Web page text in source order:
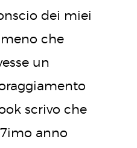
dei miei
che
un
scrivo che
anno